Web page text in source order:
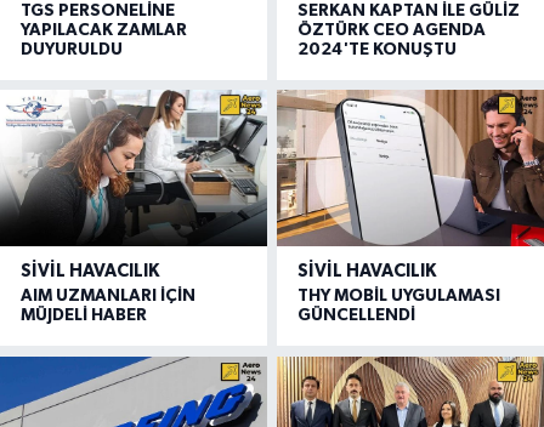
TGS PERSONELİNE
YAPILACAK ZAMLAR
DUYURULDU
SERKAN KAPTAN İLE GÜLİZ
ÖZTÜRK CEO AGENDA
2024'TE KONUŞTU
SIVIL HAVACILIK
AIM UZMANLARI İÇİN
MÜJDELİ HABER
SIVIL HAVACILIK
THY MOBİL UYGULAMASI
GÜNCELLENDİ